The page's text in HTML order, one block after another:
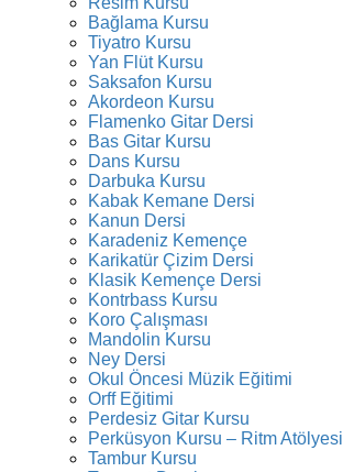
Bağlama Kursu
Tiyatro Kursu
Yan Flüt Kursu
Saksafon Kursu
Akordeon Kursu
Flamenko Gitar Dersi
Bas Gitar Kursu
Dans Kursu
Darbuka Kursu
Kabak Kemane Dersi
Kanun Dersi
Karadeniz Kemençe
Karikatür Çizim Dersi
Klasik Kemençe Dersi
Kontrbass Kursu
Koro Çalışması
Mandolin Kursu
Ney Dersi
Okul Öncesi Müzik Eğitimi
Orff Eğitimi
Perdesiz Gitar Kursu
Perküsyon Kursu – Ritm Atölyesi
Tambur Kursu